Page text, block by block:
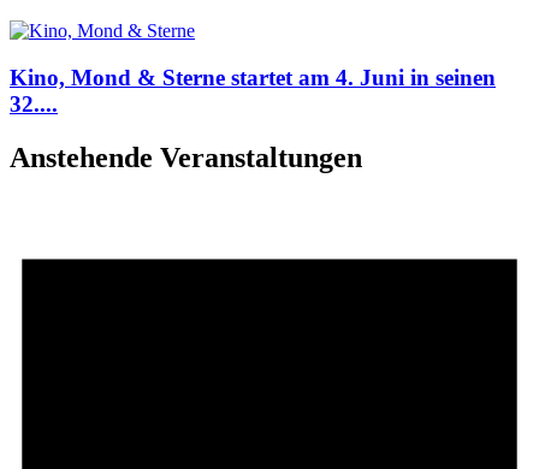
Kino, Mond & Sterne startet am 4. Juni in seinen
32....
Anstehende Veranstaltungen